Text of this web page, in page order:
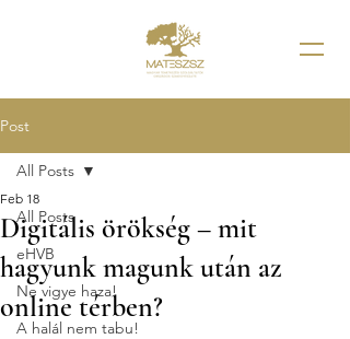
Post
All Posts
eHVB
Ne vigye haza!
A halál nem tabu!
All Posts
Digitális örökség – mit
hagyunk magunk után az
online térben?
Feb 18